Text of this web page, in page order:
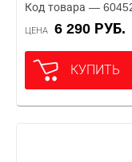
Код товара —
ЦЕНА 6 290 РУБ.
КУПИТЬ